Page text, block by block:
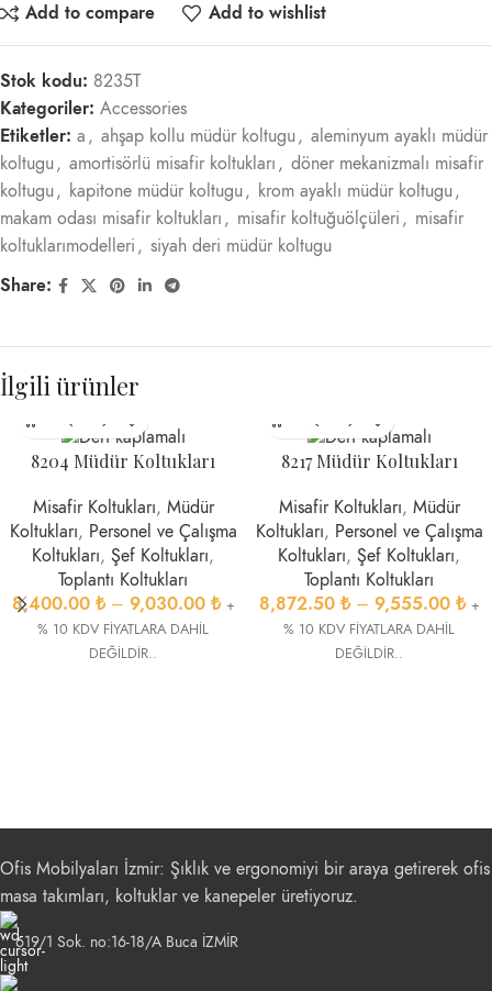
Add to compare Add to wishlist
Stok kodu: 8235T
Kategoriler: Accessories
Etiketler: a, ahşap kollu müdür koltugu, aleminyum ayaklı müdür
koltugu, amortisörlü misafir koltukları, döner mekanizmalı misafir
koltugu, kapitone müdür koltugu, krom ayaklı müdür koltugu,
makam odası misafir koltukları, misafir koltuğuölçüleri, misafir
koltuklarımodelleri, siyah deri müdür koltugu
Share:
İlgili ürünler
8204 Müdür Koltukları
Misafir Koltukları, Müdür
Koltukları, Personel ve Çalışma
Koltukları, Şef Koltukları,
Toplantı Koltukları
8,400.00 ₺ – 9,030.00 ₺ +
% 10 KDV FİYATLARA DAHİL
DEĞİLDİR..
8217 Müdür Koltukları
Misafir Koltukları, Müdür
Koltukları, Personel ve Çalışma
Koltukları, Şef Koltukları,
Toplantı Koltukları
8,872.50 ₺ – 9,555.00 ₺ +
% 10 KDV FİYATLARA DAHİL
DEĞİLDİR..
Ofis Mobilyaları İzmir: Şıklık ve ergonomiyi bir araya getirerek ofis
masa takımları, koltuklar ve kanepeler üretiyoruz.
619/1 Sok. no:16-18/A Buca İZMİR